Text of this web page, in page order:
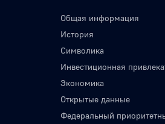
Общая информация
История
Символика
Инвестиционная
Экономика
Открытые данные
Федеральный